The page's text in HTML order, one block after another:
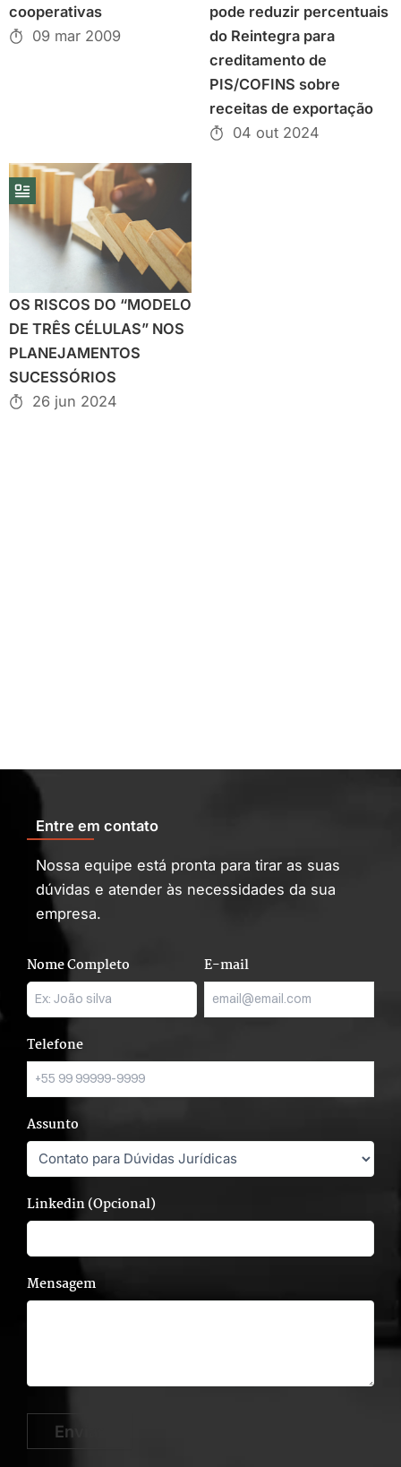
cooperativas
09 mar 2009
pode reduzir percentuais
do Reintegra para
creditamento de
PIS/COFINS sobre
receitas de exportação
04 out 2024
OS RISCOS DO “MODELO
DE TRÊS CÉLULAS” NOS
PLANEJAMENTOS
SUCESSÓRIOS
26 jun 2024
Entre em contato
Nossa equipe está pronta para tirar as suas
dúvidas e atender às necessidades da sua
empresa.
Nome Completo E-mail
Telefone
Assunto
Linkedin (Opcional)
Mensagem
Enviar